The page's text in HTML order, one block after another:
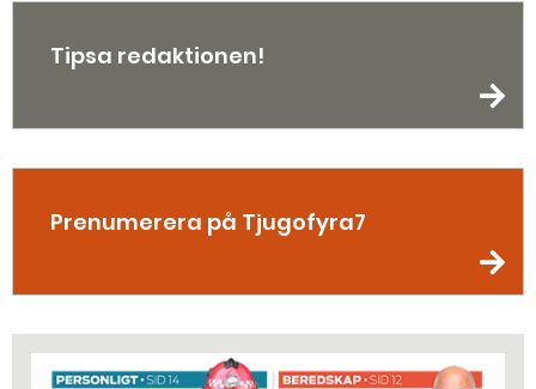
Tipsa redaktionen!
Prenumerera på Tjugofyra7